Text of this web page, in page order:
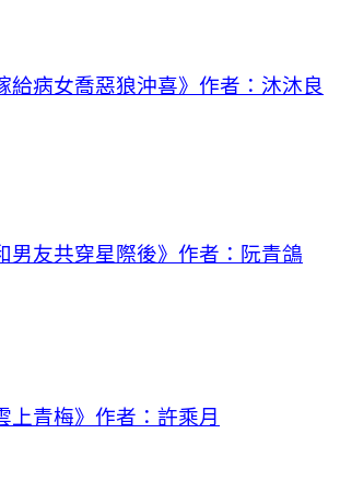
給病女喬惡狼沖喜》作者：沐沐良
男友共穿星際後》作者：阮青鴿
上青梅》作者：許乘月